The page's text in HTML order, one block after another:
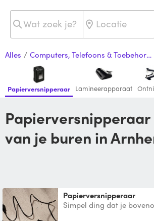
Alles / Computers, Telefoons & Toebehoren
Papierversnipperaar Lamineerapparaat
Papierversnipperaar huren
van je buren in
Papierversnipperaar
Simpel ding dat je